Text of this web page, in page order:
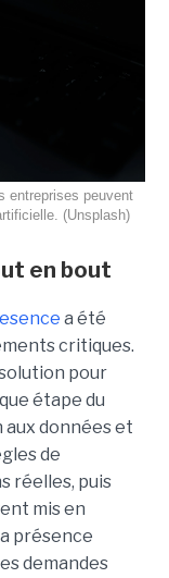
entreprises peuvent
(Unsplash)
en bout
a été
critiques.
pour
étape du
données et
de
réelles, puis
mis en
présence
demandes